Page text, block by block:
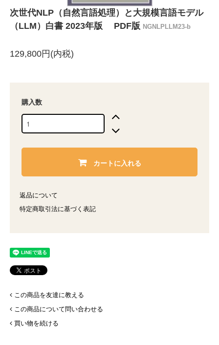
次世代NLP（自然言語処理）と大規模言語モデル
（LLM）白書 2023年版 PDF版 NGNLPLLM23-b
129,800円(内税)
購入数
カートに入れる
返品について
特定商取引法に基づく表記
この商品を友達に教える
この商品について問い合わせる
買い物を続ける